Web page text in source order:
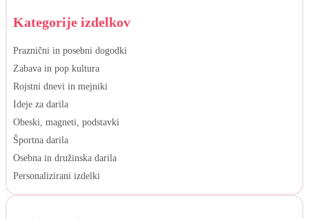
Kategorije izdelkov
Praznični in posebni dogodki
Zabava in pop kultura
Rojstni dnevi in mejniki
Ideje za darila
Obeski, magneti, podstavki
Športna darila
Osebna in družinska darila
Personalizirani izdelki